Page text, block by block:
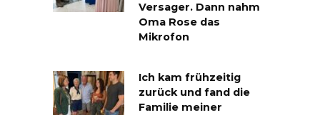
Versager. Dann nahm
Oma Rose das
Mikrofon
Ich kam frühzeitig
zurück und fand die
Familie meiner